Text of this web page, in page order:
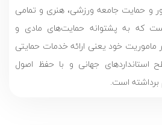
23 سال حضور و حمایت جامعه ورزشی، هنری و تمامی
که به پشتوانه حمایت‌های مادی و
ماموریت خود یعنی ارائه خدمات حمایتی
استانداردهای جهانی و با حفظ اصول
است.